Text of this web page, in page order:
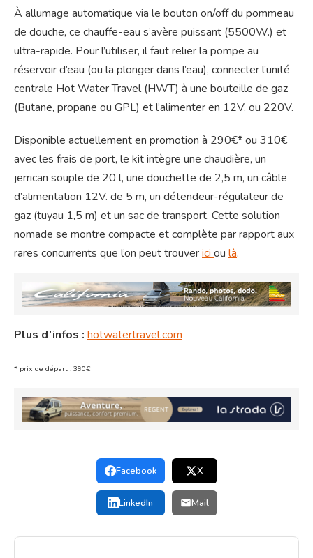
À allumage automatique via le bouton on/off du pommeau
de douche, ce chauffe-eau s’avère puissant (5500W.) et
ultra-rapide. Pour l’utiliser, il faut relier la pompe au
réservoir d’eau (ou la plonger dans l’eau), connecter l’unité
centrale Hot Water Travel (HWT) à une bouteille de gaz
(Butane, propane ou GPL) et l’alimenter en 12V. ou 220V.
Disponible actuellement en promotion à 290€* ou 310€
avec les frais de port, le kit intègre une chaudière, un
jerrican souple de 20 l, une douchette de 2,5 m, un câble
d’alimentation 12V. de 5 m, un détendeur-régulateur de
gaz (tuyau 1,5 m) et un sac de transport. Cette solution
nomade se montre compacte et complète par rapport aux
rares concurrents que l’on peut trouvericiou là.
Plus d’infos : hotwatertravel.com
* prix de départ : 390€
Facebook X
LinkedIn Mail